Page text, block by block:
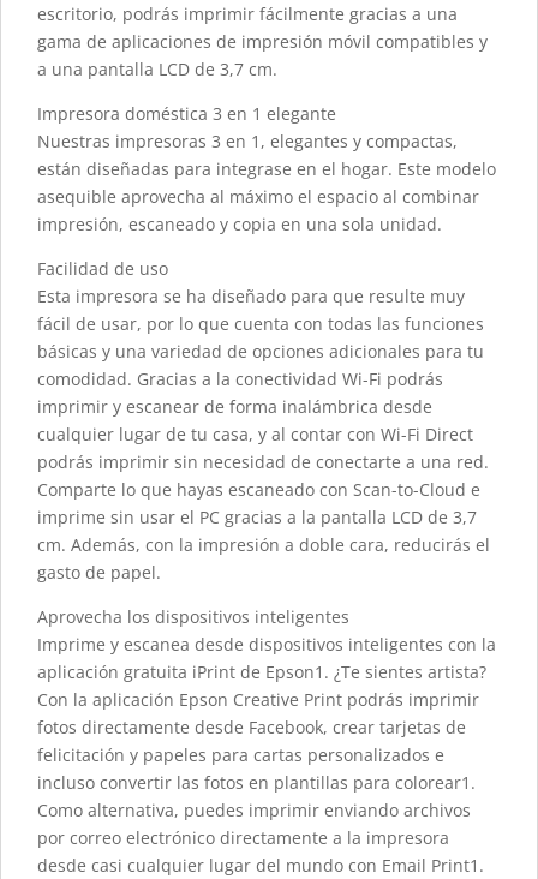
escritorio, podrás imprimir fácilmente gracias a una
gama de aplicaciones de impresión móvil compatibles y
a una pantalla LCD de 3,7 cm.
Impresora doméstica 3 en 1 elegante
Nuestras impresoras 3 en 1, elegantes y compactas,
están diseñadas para integrase en el hogar. Este modelo
asequible aprovecha al máximo el espacio al combinar
impresión, escaneado y copia en una sola unidad.
Facilidad de uso
Esta impresora se ha diseñado para que resulte muy
fácil de usar, por lo que cuenta con todas las funciones
básicas y una variedad de opciones adicionales para tu
comodidad. Gracias a la conectividad Wi-Fi podrás
imprimir y escanear de forma inalámbrica desde
cualquier lugar de tu casa, y al contar con Wi-Fi Direct
podrás imprimir sin necesidad de conectarte a una red.
Comparte lo que hayas escaneado con Scan-to-Cloud e
imprime sin usar el PC gracias a la pantalla LCD de 3,7
cm. Además, con la impresión a doble cara, reducirás el
gasto de papel.
Aprovecha los dispositivos inteligentes
Imprime y escanea desde dispositivos inteligentes con la
aplicación gratuita iPrint de Epson1. ¿Te sientes artista?
Con la aplicación Epson Creative Print podrás imprimir
fotos directamente desde Facebook, crear tarjetas de
felicitación y papeles para cartas personalizados e
incluso convertir las fotos en plantillas para colorear1.
Como alternativa, puedes imprimir enviando archivos
por correo electrónico directamente a la impresora
desde casi cualquier lugar del mundo con Email Print1.